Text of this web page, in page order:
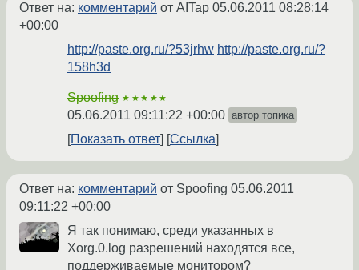
Ответ на: комментарий от AITap 05.06.2011 08:28:14
+00:00
http://paste.org.ru/?53jrhw http://paste.org.ru/?
158h3d
Spoofing ★★★★★
05.06.2011 09:11:22 +00:00 автор топика
Показать ответ Ссылка
Ответ на: комментарий от Spoofing 05.06.2011
09:11:22 +00:00
Я так понимаю, среди указанных в
Xorg.0.log разрешений находятся все,
поддерживаемые монитором?